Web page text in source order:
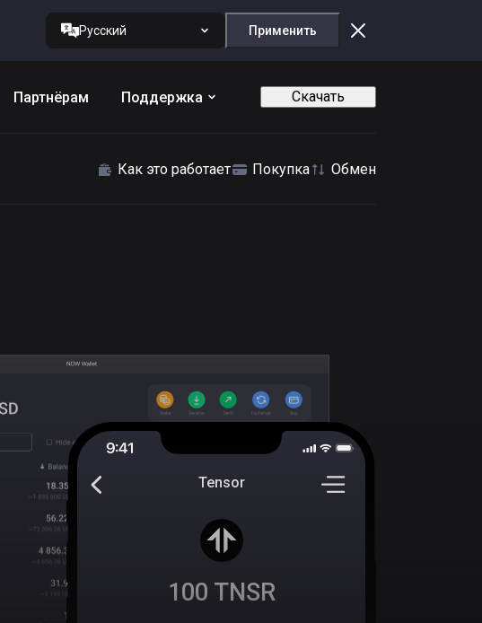
Русский Применить
Партнёрам Поддержка Скачать
Как это работает Покупка Обмен
Tensor
100 TNSR